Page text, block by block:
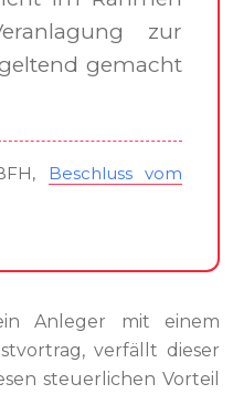
zur
gemacht
Beschluss vom
Anleger mit einem
verfällt dieser
steuerlichen Vorteil